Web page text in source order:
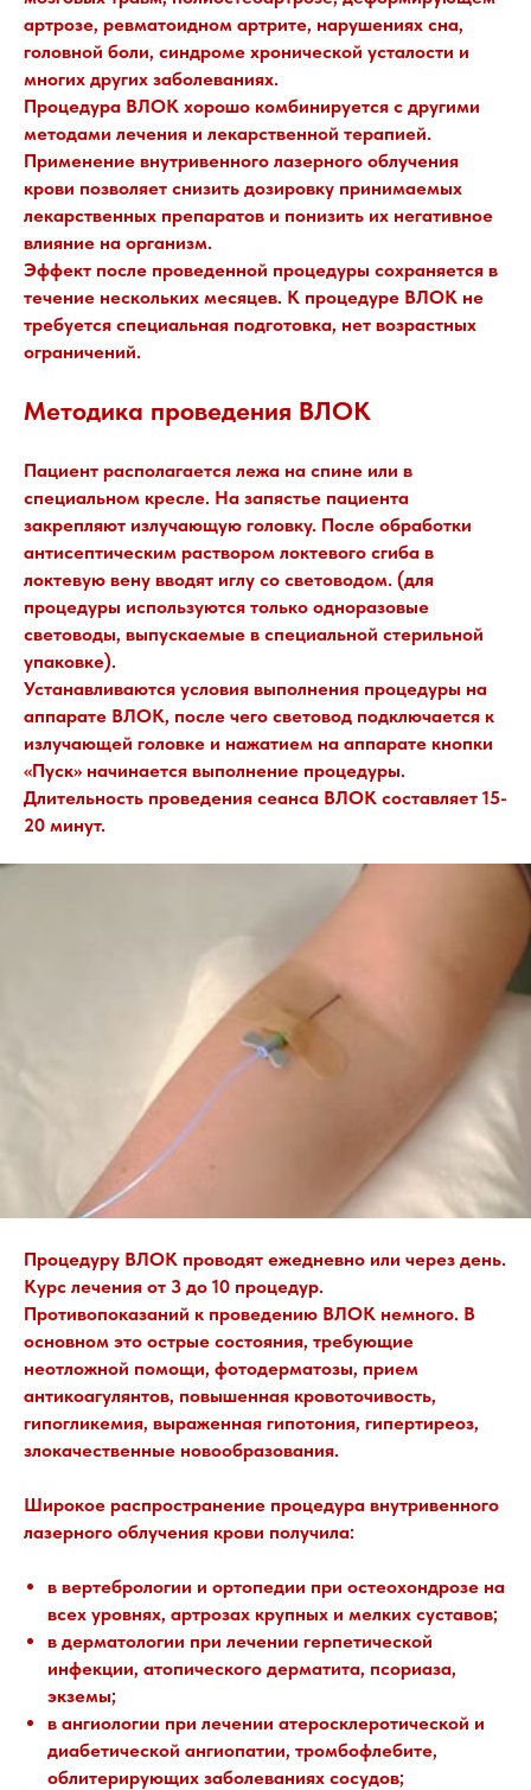
артрозе, ревматоидном артрите, нарушениях сна,
головной боли, синдроме хронической усталости и
многих других заболеваниях.
Процедура ВЛОК хорошо комбинируется с другими
методами лечения и лекарственной терапией.
Применение внутривенного лазерного облучения
крови позволяет снизить дозировку принимаемых
лекарственных препаратов и понизить их негативное
влияние на организм.
Эффект после проведенной процедуры сохраняется в
течение нескольких месяцев. К процедуре ВЛОК не
требуется специальная подготовка, нет возрастных
ограничений.
Методика проведения ВЛОК
Пациент располагается лежа на спине или в
специальном кресле. На запястье пациента
закрепляют излучающую головку. После обработки
антисептическим раствором локтевого сгиба в
локтевую вену вводят иглу со световодом. (для
процедуры используются только одноразовые
световоды, выпускаемые в специальной стерильной
упаковке).
Устанавливаются условия выполнения процедуры на
аппарате ВЛОК, после чего световод подключается к
излучающей головке и нажатием на аппарате кнопки
«Пуск» начинается выполнение процедуры.
Длительность проведения сеанса ВЛОК составляет 15-
20 минут.
Процедуру ВЛОК проводят ежедневно или через день.
Курс лечения от 3 до 10 процедур.
Противопоказаний к проведению ВЛОК немного. В
основном это острые состояния, требующие
неотложной помощи, фотодерматозы, прием
антикоагулянтов, повышенная кровоточивость,
гипогликемия, выраженная гипотония, гипертиреоз,
злокачественные новообразования.
Широкое распространение процедура внутривенного
лазерного облучения крови получила:
в вертебрологии и ортопедии при остеохондрозе на
всех уровнях, артрозах крупных и мелких суставов;
в дерматологии при лечении герпетической
инфекции, атопического дерматита, псориаза,
экземы;
в ангиологии при лечении атеросклеротической и
диабетической ангиопатии, тромбофлебите,
облитерирующих заболеваниях сосудов;